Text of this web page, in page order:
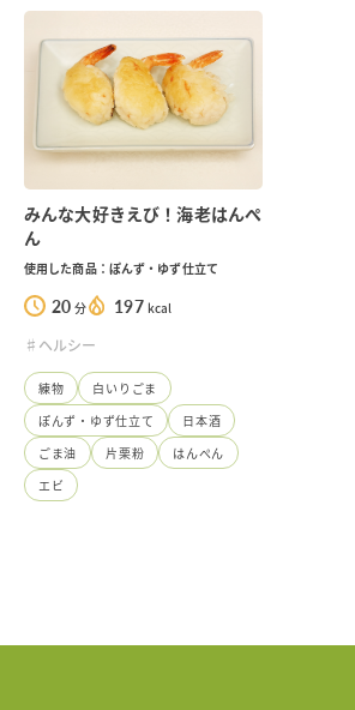
みんな大好きえび！海老はんぺ
ん
使用した商品：ぽんず・ゆず仕立て
20 分 197 kcal
♯ヘルシー
練物
白いりごま
ぽんず・ゆず仕立て
日本酒
ごま油
片栗粉
はんぺん
エビ